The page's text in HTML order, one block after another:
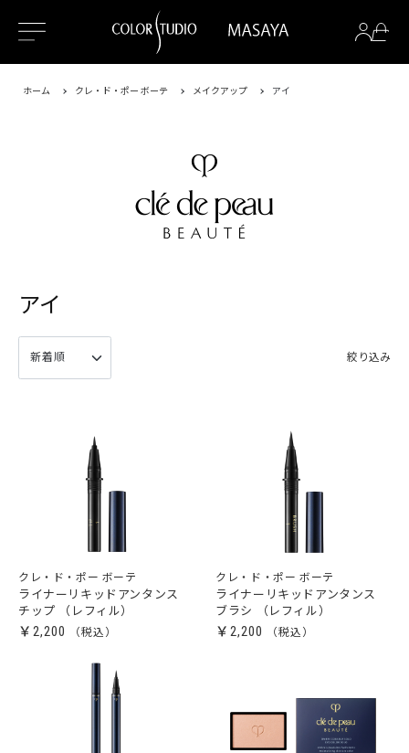
ホーム クレ・ド・ポー ボーテ メイクアップ アイ
アイ
絞り込み
クレ・ド・ポー ボーテ
ライナーリキッドアンタンス
チップ （レフィル）
￥2,200
クレ・ド・ポー ボーテ
ライナーリキッドアンタンス
ブラシ （レフィル）
￥2,200